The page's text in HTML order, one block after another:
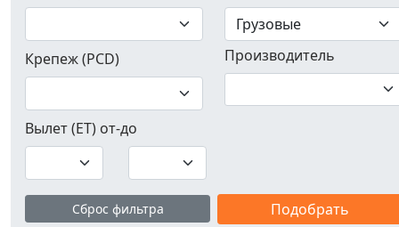
Крепеж (PCD)
Вылет (ET) от-до
Производитель
Сброс фильтра